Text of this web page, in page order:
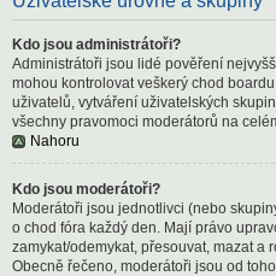
Kdo jsou administrátoři?
Administrátoři jsou lidé pověření
mohou kontrolovat veškerý chod
uživatelů, vytváření uživatelských
všechny pravomoci moderátorů na
Nahoru
Kdo jsou moderátoři?
Moderátoři jsou jednotlivci (nebo
o chod fóra každý den. Mají právo
zamykat/odemykat, přesouvat, mazat a
Obecně řečeno, moderátoři jsou od